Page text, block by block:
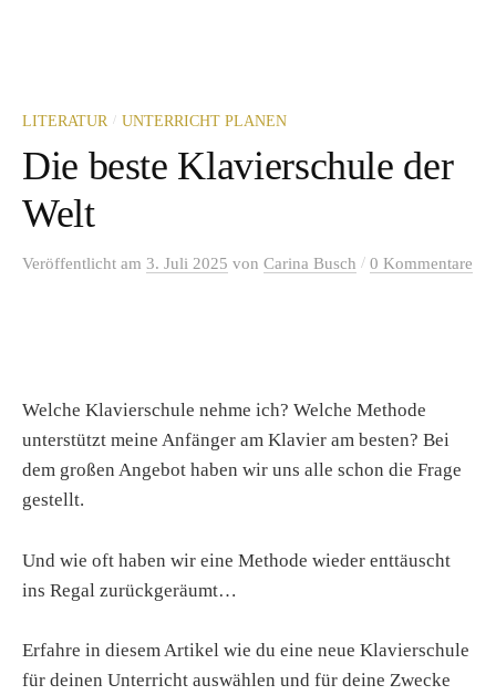
LITERATUR / UNTERRICHT PLANEN
Die beste Klavierschule der
Welt
Veröffentlicht am 3. Juli 2025 von Carina Busch / 0 Kommentare
Welche Klavierschule nehme ich? Welche Methode
unterstützt meine Anfänger am Klavier am besten? Bei
dem großen Angebot haben wir uns alle schon die Frage
gestellt.
Und wie oft haben wir eine Methode wieder enttäuscht
ins Regal zurückgeräumt…
Erfahre in diesem Artikel wie du eine neue Klavierschule
für deinen Unterricht auswählen und für deine Zwecke